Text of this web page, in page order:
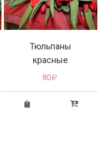
Тюльпаны
красные
80Р